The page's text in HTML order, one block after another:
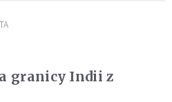
granicy Indii z